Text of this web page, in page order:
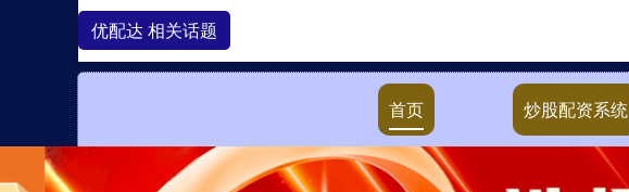
首页 炒股配资系统
优配达 相关话题